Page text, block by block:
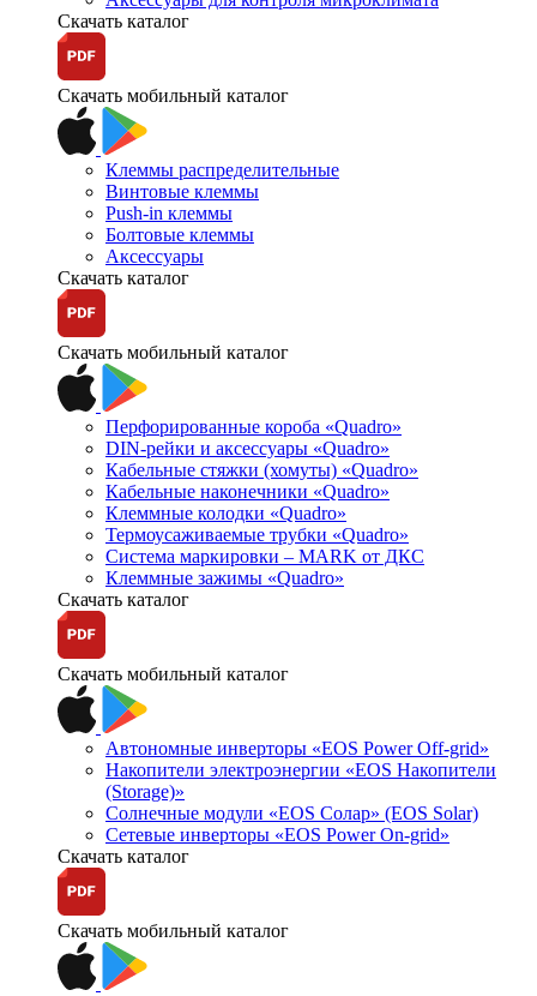
Скачать каталог
Скачать мобильный каталог
Клеммы распределительные
Винтовые клеммы
Push-in клеммы
Болтовые клеммы
Аксессуары
Скачать каталог
Скачать мобильный каталог
Перфорированные короба «Quadro»
DIN-рейки и аксессуары «Quadro»
Кабельные стяжки (хомуты) «Quadro»
Кабельные наконечники «Quadro»
Клеммные колодки «Quadro»
Термоусаживаемые трубки «Quadro»
Система маркировки – MARK от ДКС
Клеммные зажимы «Quadro»
Скачать каталог
Скачать мобильный каталог
Автономные инверторы «EOS Power Off-grid»
Накопители электроэнергии «EOS Накопители
(Storage)»
Солнечные модули «EOS Солар» (EOS Solar)
Сетевые инверторы «EOS Power On-grid»
Скачать каталог
Скачать мобильный каталог